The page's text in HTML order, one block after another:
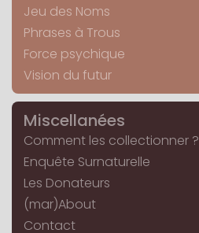
Jeu des Noms
Phrases à Trous
Force psychique
Vision du futur
Miscellanées
Comment les collectionner ?
Enquête Surnaturelle
Les Donateurs
(mar)About
Contact